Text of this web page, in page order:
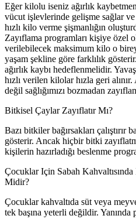
Eğer kilolu iseniz ağırlık
vücut işlevlerinde gelişme sağlar
hızlı kilo verme şişmanlığın
Zayıflama programları kişiye özel
verilebilecek maksimum kilo o
yaşam şekline göre farklılık
ağırlık kaybı hedeflenmelidir.
hızlı verilen kilolar hızla geri
değil sağlığımızı bozmadan
Bitkisel Çaylar Zayıflatır Mı?
Bazı bitkiler bağırsakları
gösterir. Ancak hiçbir bitki
kişilerin hazırladığı beslenme
Çocuklar Için Sabah
Midir?
Çocuklar kahvaltıda süt veya
tek başına yeterli değildir.